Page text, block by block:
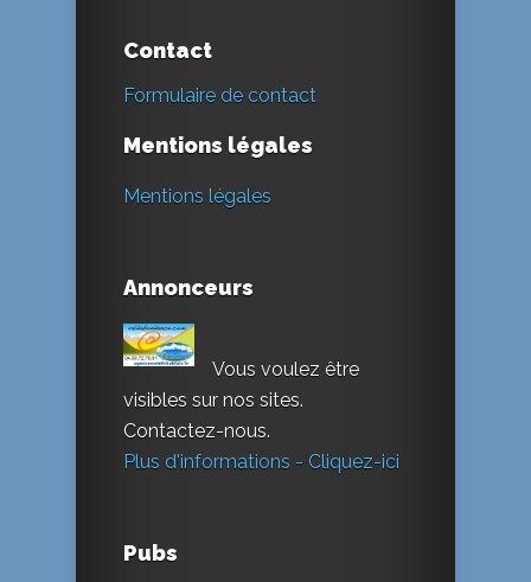
Contact
Formulaire de contact
Mentions légales
Mentions légales
Annonceurs
Vous voulez être
visibles sur nos sites.
Contactez-nous.
Plus d'informations - Cliquez-ici
Pubs